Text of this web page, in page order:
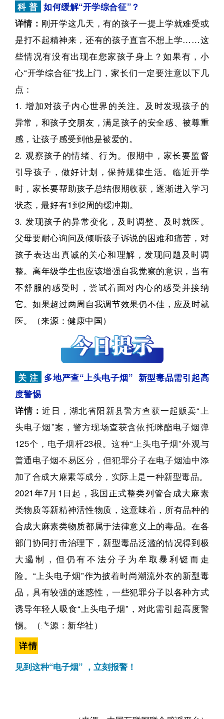
科 普 如何缓解“开学综合征”？
详情： 刚开学这几天，有的孩子一提上学就难受或
是打不起精神来，还有的孩子直言不想上学……这
些情况有没有出现在您家孩子身上？如果有，小
心“开学综合征”找上门，家长们一定要注意以下几
点：
1. 增加对孩子内心世界的关注。及时发现孩子的
异常，和孩子交朋友，满足孩子的安全感、被尊重
感，让孩子感受到他是被爱的。
2. 观察孩子的情绪、行为。假期中，家长要监督
引导孩子，做好计划，保持规律生活。临近开学
时，家长要帮助孩子总结假期收获，逐渐进入学习
状态，最好有1到2周的缓冲期。
3. 发现孩子的异常变化，及时调整、及时就医。
父母要耐心询问及倾听孩子诉说的困难和痛苦，对
孩子表达出真诚的关心和理解，发现问题及时调
整。高年级学生也应该增强自我觉察的意识，当有
不舒服的感受时，尝试着面对内心的感受并接纳
它。如果超过两周自我调节效果仍不佳，应及时就
医。（来源：健康中国）
关 注 多地严查“上头电子烟” 新型毒品需引起高
度警惕
详情：近日，湖北省阳新县警方查获一起贩卖“上
头电子烟”案，警方现场查获含依托咪酯电子烟弹
125个，电子烟杆23根。这种“上头电子烟”外观与
普通电子烟不易区分，但犯罪分子在电子烟油中添
加了合成大麻素等成分，实际上是一种新型毒品。
2021年7月1日起，我国正式整类列管合成大麻素
类物质等新精神活性物质，这意味着，所有品种的
合成大麻素类物质都属于法律意义上的毒品。在各
部门协同打击治理下，新型毒品泛滥的情况得到极
大遏制，但仍有不法分子为牟取暴利铤而走
险。“上头电子烟”作为披着时尚潮流外衣的新型毒
品，具有较强的迷惑性，一些犯罪分子以各种方式
诱导年轻人吸食“上头电子烟”，对此需引起高度警
惕。（来源：新华社）
详情
见到这种“电子烟” ，立刻报警！